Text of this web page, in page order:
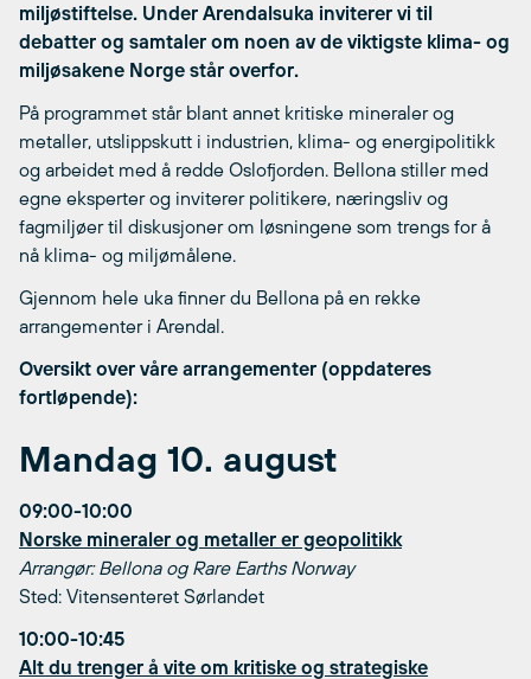
miljøstiftelse. Under Arendalsuka inviterer vi til
debatter og samtaler om noen av de viktigste klima- og
miljøsakene Norge står overfor.
På programmet står blant annet kritiske mineraler og
metaller, utslippskutt i industrien, klima- og energipolitikk
og arbeidet med å redde Oslofjorden. Bellona stiller med
egne eksperter og inviterer politikere, næringsliv og
fagmiljøer til diskusjoner om løsningene som trengs for å
nå klima- og miljømålene.
Gjennom hele uka finner du Bellona på en rekke
arrangementer i Arendal.
Oversikt over våre arrangementer (oppdateres
fortløpende):
Mandag 10. august
09:00-10:00
Norske mineraler og metaller er geopolitikk
Arrangør: Bellona og Rare Earths Norway
Sted: Vitensenteret Sørlandet
10:00-10:45
Alt du trenger å vite om kritiske og strategiske